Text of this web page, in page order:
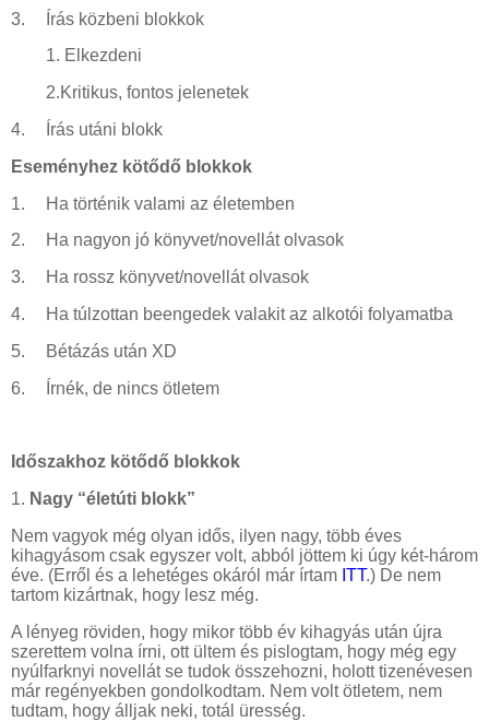
3.
Írás közbeni blokkok
1. Elkezdeni
2.Kritikus, fontos jelenetek
4.
Írás utáni blokk
Eseményhez kötődő blokkok
1.
Ha történik valami az életemben
2.
Ha nagyon jó könyvet/novellát olvasok
3.
Ha rossz könyvet/novellát olvasok
4.
Ha túlzottan beengedek valakit az alkotói folyamatba
5.
Bétázás után XD
6.
Írnék, de nincs ötletem
Időszakhoz kötődő blokkok
1. Nagy “életúti blokk”
Nem vagyok még olyan idős, ilyen nagy, több éves
kihagyásom csak egyszer volt, abból jöttem ki úgy két-három
éve. (Erről és a lehetéges okáról már írtam ITT.) De nem
tartom kizártnak, hogy lesz még.
A lényeg röviden, hogy mikor több év kihagyás után újra
szerettem volna írni, ott ültem és pislogtam, hogy még egy
nyúlfarknyi novellát se tudok összehozni, holott tizenévesen
már regényekben gondolkodtam. Nem volt ötletem, nem
tudtam, hogy álljak neki, totál üresség.